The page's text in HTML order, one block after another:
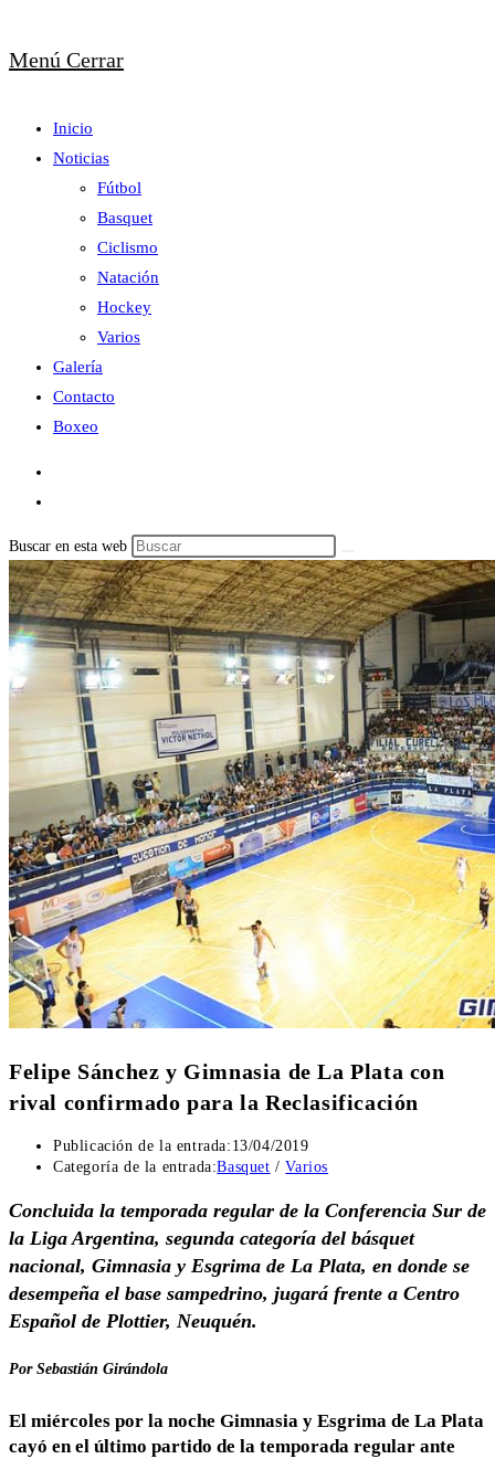
Menú Cerrar
Inicio
Noticias
Fútbol
Basquet
Ciclismo
Natación
Hockey
Varios
Galería
Contacto
Boxeo
Buscar en esta web
Felipe Sánchez y Gimnasia de La Plata con
rival confirmado para la Reclasificación
Publicación de la entrada: 13/04/2019
Categoría de la entrada:Basquet / Varios
Concluida la temporada regular de la Conferencia Sur de
la Liga Argentina, segunda categoría del básquet
nacional, Gimnasia y Esgrima de La Plata, en donde se
desempeña el base sampedrino, jugará frente a Centro
Español de Plottier, Neuquén.
Por Sebastián Girándola
El miércoles por la noche Gimnasia y Esgrima de La Plata
cayó en el último partido de la temporada regular ante